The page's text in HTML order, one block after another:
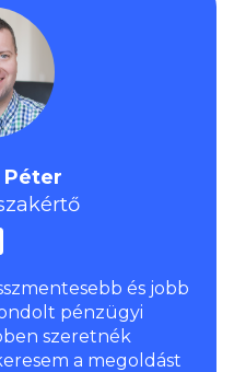
Péter
és jobb
pénzügyi
szeretnék
a megoldást